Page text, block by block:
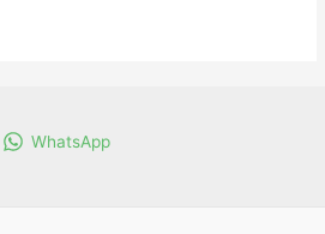
WhatsApp